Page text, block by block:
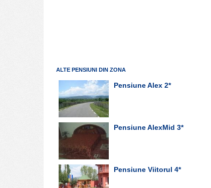
ALTE PENSIUNI DIN ZONA
Pensiune Alex 2*
Pensiune AlexMid 3*
Pensiune Viitorul 4*